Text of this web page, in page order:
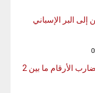
إلى البر الإسباني
كم بقي فعلاً من المهاجرين في سبتة؟ .. تضارب الأرقام ما بين 2